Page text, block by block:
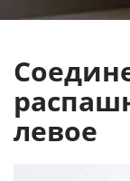
левое